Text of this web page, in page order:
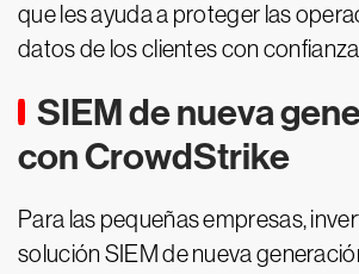
que les ayuda a proteger las
datos de los clientes con
SIEM de nueva
con CrowdStrike
Para las pequeñas empresas,
solución SIEM de nueva